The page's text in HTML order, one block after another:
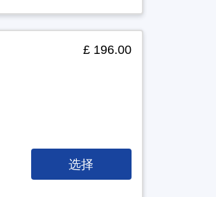
£ 196.00
选择